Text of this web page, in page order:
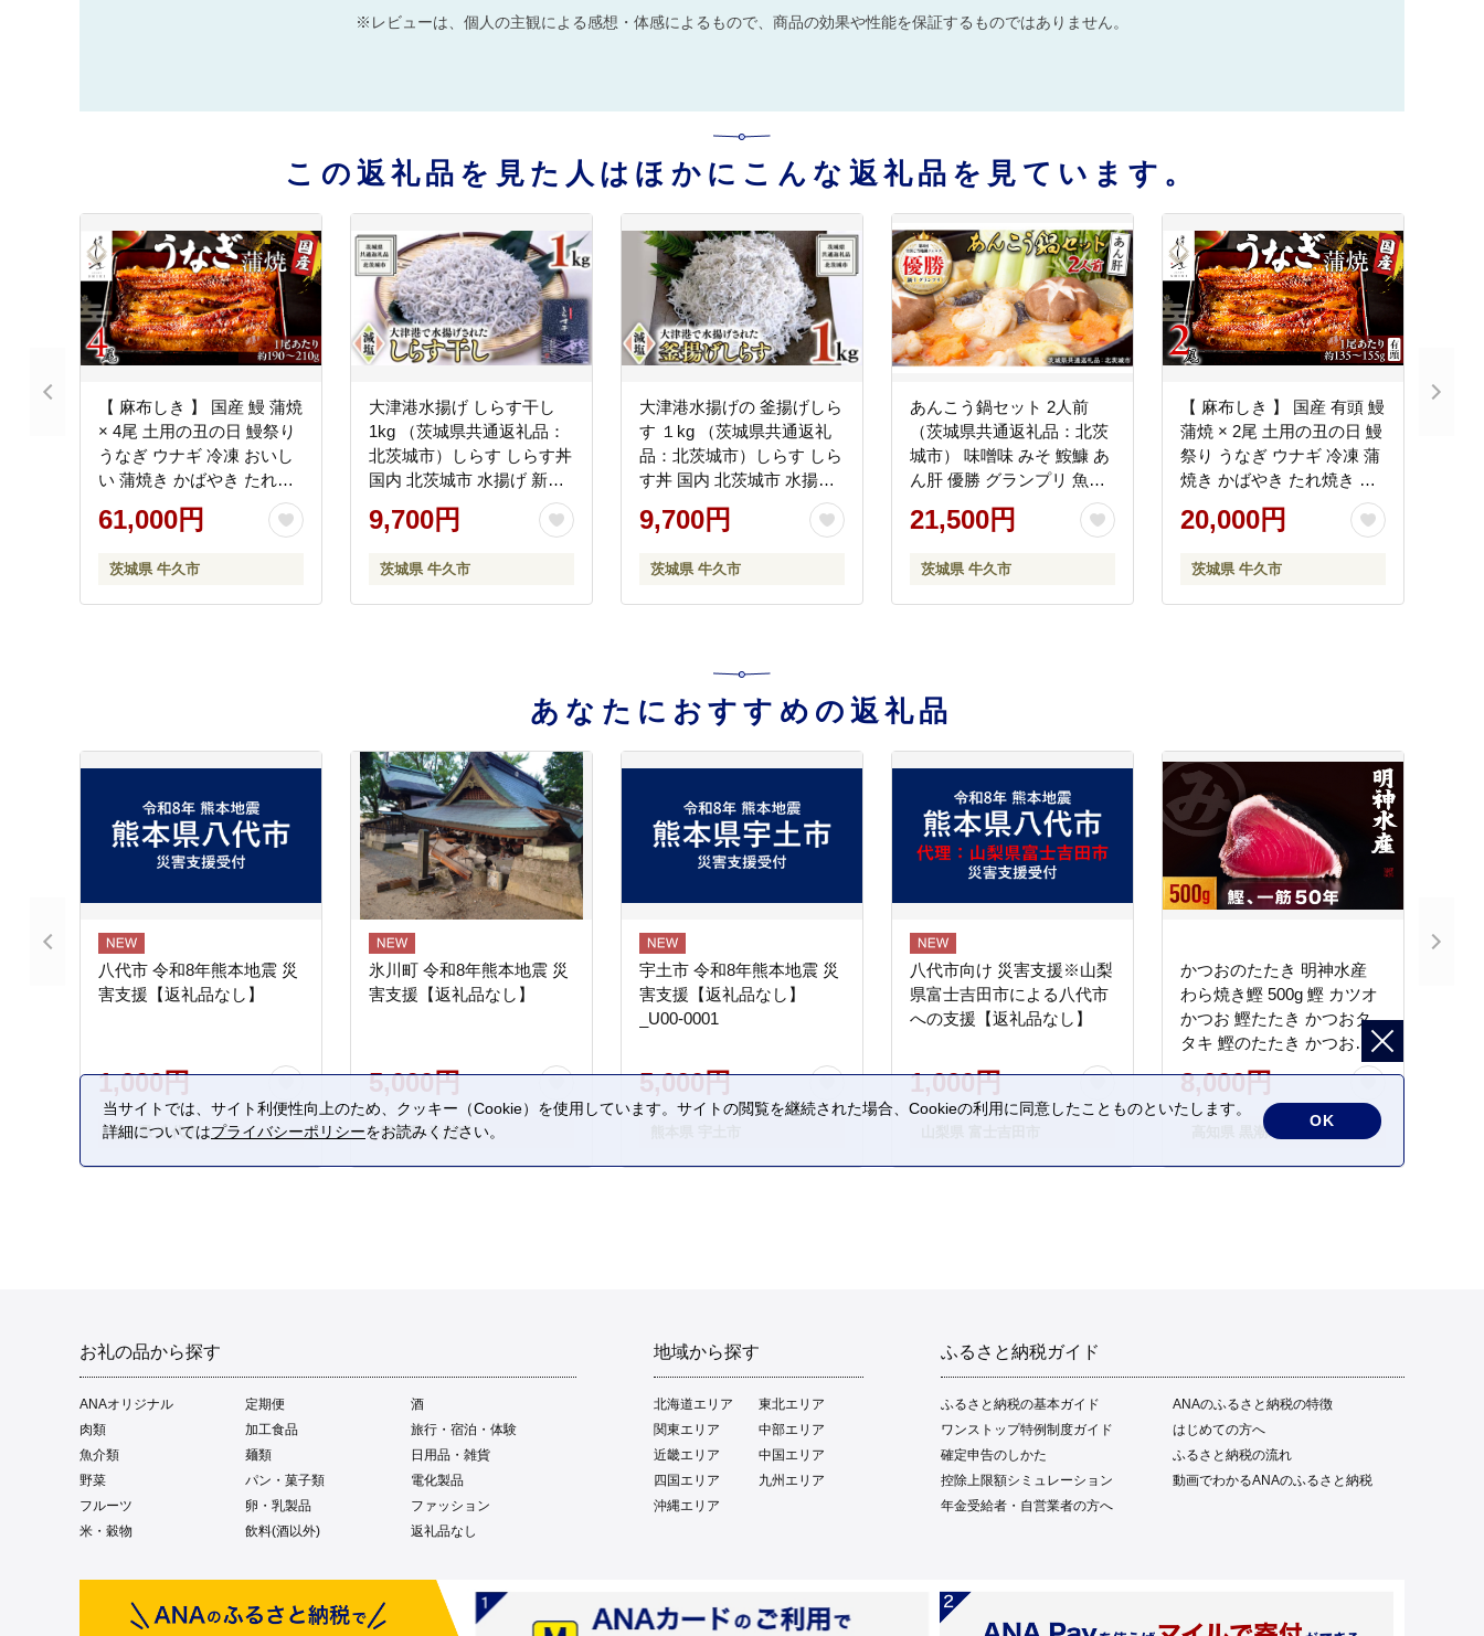
※レビューは、個人の主観による感想・体感によるもので、商品の効果や性能を保証するものではありません。
この返礼品を見た人はほかにこんな返礼品を見ています。
【 麻布しき 】 国産 鰻 蒲焼
× 4尾 土用の丑の日 鰻祭り
うなぎ ウナギ 冷凍 おいし
い 蒲焼き かばやき たれ焼
き 土用 丑の日 無頭 タレ 山
椒 付 縁起 敬老の日 名店 老
61,000円
茨城県 牛久市
大津港水揚げ しらす干し
1kg （茨城県共通返礼品：
北茨城市）しらす しらす丼
国内 北茨城市 水揚げ 新鮮
シラス 海鮮 冷凍 子ども カ
ルシウム 減塩
9,700円
茨城県 牛久市
大津港水揚げの 釜揚げしら
す １kg （茨城県共通返礼
品：北茨城市）しらす しら
す丼 国内 北茨城市 水揚げ
新鮮 シラス 海鮮 子ども カ
ルシウム 減塩
9,700円
茨城県 牛久市
あんこう鍋セット 2人前
（茨城県共通返礼品：北茨
城市） 味噌味 みそ 鮟鱇 あ
ん肝 優勝 グランプリ 魚介
海鮮 冷凍 鍋 スープ付 冬 ア
ンコウ アンコウ鍋セット
21,500円
茨城県 牛久市
【 麻布しき 】 国産 有頭 鰻
蒲焼 × 2尾 土用の丑の日 鰻
祭り うなぎ ウナギ 冷凍 蒲
焼き かばやき たれ焼き 土
用 丑の日 食べきり タレ 山
椒 付 縁起 敬老の日 名店 老
20,000円
茨城県 牛久市
あなたにおすすめの返礼品
八代市 令和8年熊本地震 災
害支援【返礼品なし】
1,000円
熊本県 八代市
氷川町 令和8年熊本地震 災
害支援【返礼品なし】
5,000円
熊本県 氷川町
宇土市 令和8年熊本地震 災
害支援【返礼品なし】
_U00-0001
5,000円
八代市向け 災害支援※山梨
県富士吉田市による八代市
への支援【返礼品なし】
1,000円
かつおのたたき 明神水産
わら焼き鰹 500g 鰹 カツオ
かつお 鰹たたき かつおタ
タキ 鰹のたたき かつおの
タタキ 藁焼き わら焼き 魚
さかな 海鮮 刺身 お刺身 冷
凍 ご家庭用 グルメ 特産品
ご当地 本場 高知 黒潮町 ギ
フト 贈答品 人気 返礼品 ふ
8,000円
高知県 黒潮町
お礼の品から探す
ANAオリジナル 定期便
酒
肉類
加工食品
旅行・宿泊・体験
魚介類
麺類
日用品・雑貨
野菜
パン・菓子類
電化製品
フルーツ
卵・乳製品
ファッション
米・穀物
飲料(酒以外) 返礼品なし
地域から探す
北海道エリア
東北エリア
関東エリア
中部エリア
近畿エリア
中国エリア
四国エリア
九州エリア
沖縄エリア
ふるさと納税ガイド
ふるさと納税の基本ガイド
ANAのふるさと納税の特徴
ワンストップ特例制度ガイド
はじめての方へ
確定申告のしかた
ふるさと納税の流れ
控除上限額シミュレーション
動画でわかるANAのふるさと納税
年金受給者・自営業者の方へ
当サイトでは、サイト利便性向上のため、クッキー（Cookie）を使用しています。サイトの閲覧を継続された場合、Cookieの利用に同意したことものといたします。
詳細についてはプライバシーポリシーをお読みください。
OK